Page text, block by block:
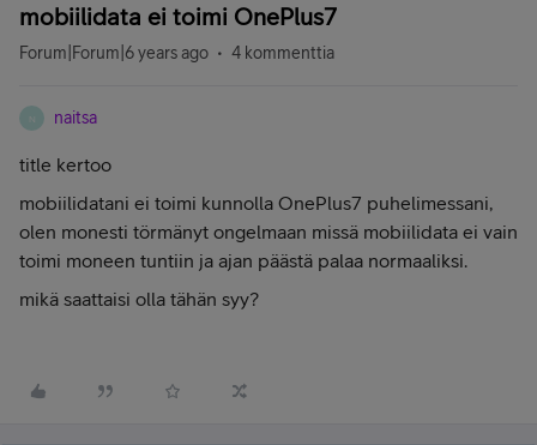
mobiilidata ei toimi OnePlus7
Forum|Forum|6 years ago 4 kommenttia
naitsa
title kertoo
mobiilidatani ei toimi kunnolla OnePlus7 puhelimessani,
olen monesti törmänyt ongelmaan missä mobiilidata ei vain
toimi moneen tuntiin ja ajan päästä palaa normaaliksi.
mikä saattaisi olla tähän syy?